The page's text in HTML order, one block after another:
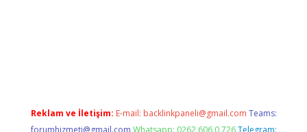
Reklam ve İletişim: E-mail: backlinkpaneli@gmail.com Teams:
forumhizmeti@gmail.com Whatsapp: 0262 606 0 726 Telegram: